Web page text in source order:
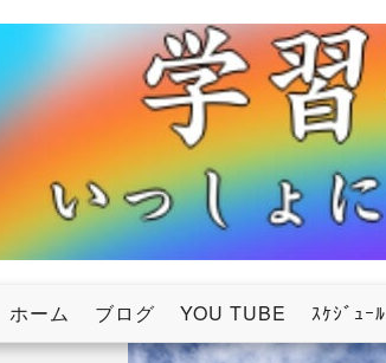
RainBow
ホーム ブログ YOU TUBE ｽｹｼﾞｭｰﾙ